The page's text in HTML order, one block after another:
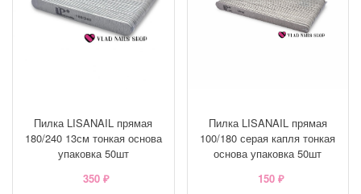
Пилка LISANAIL прямая
180/240 13см тонкая основа
упаковка 50шт
350 ₽
Пилка LISANAIL прямая
100/180 серая капля тонкая
основа упаковка 50шт
150 ₽